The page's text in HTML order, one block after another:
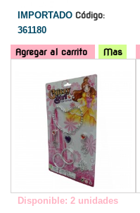
IMPORTADO Código:
361180
Agregar al carrito Mas
Disponible: 2 unidades